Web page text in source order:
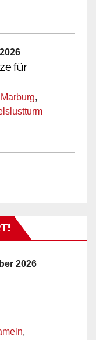
für
Marburg,
2026
,